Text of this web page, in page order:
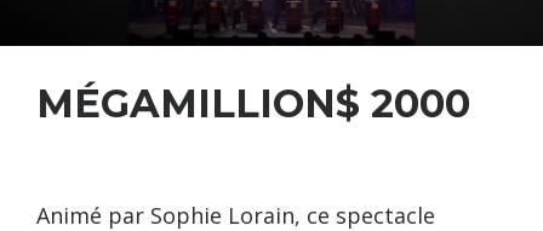
MÉGAMILLION$ 2000
Animé par Sophie Lorain, ce spectacle